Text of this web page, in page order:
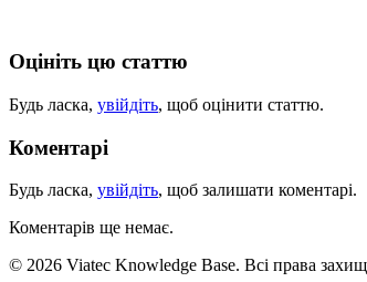
Оцініть цю статтю
Будь ласка, увійдіть, щоб оцінити статтю.
Коментарі
Будь ласка, увійдіть, щоб залишати коментарі.
Коментарів ще немає.
© 2026 Viatec Knowledge Base. Всі права